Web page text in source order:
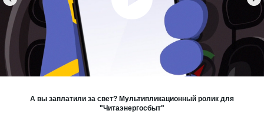
А вы заплатили за свет? Мультипликационный ролик для
"Читаэнергосбыт"